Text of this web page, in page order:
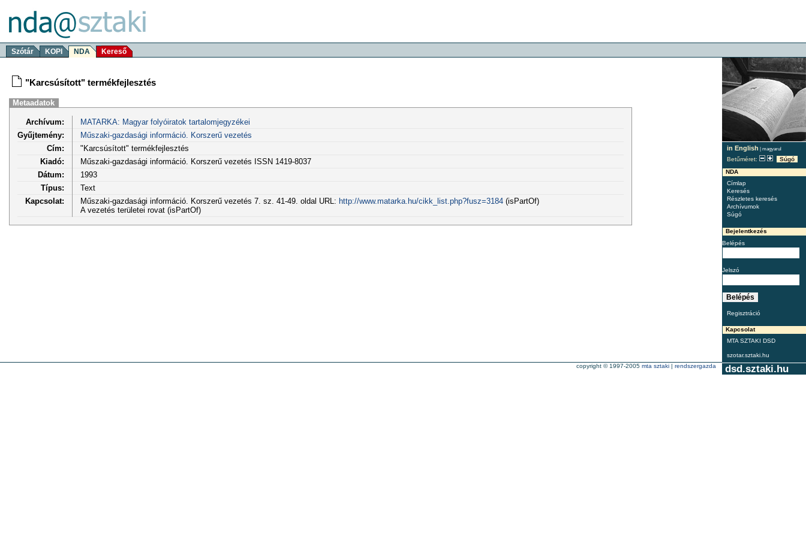
Szótár KOPI NDA Kereső
in English | magyarul
Betűméret:
Súgó
NDA
Címlap
Keresés
Részletes keresés
Archívumok
Súgó
Bejelentkezés
Belépés
Jelszó
Regisztráció
Kapcsolat
MTA SZTAKI DSD
szotar.sztaki.hu
"Karcsúsított" termékfejlesztés
Metaadatok
Archívum:
MATARKA: Magyar folyóiratok tartalomjegyzékei
Gyűjtemény:
Műszaki-gazdasági információ. Korszerű vezetés
Cím:
"Karcsúsított" termékfejlesztés
Kiadó:
Műszaki-gazdasági információ. Korszerű vezetés ISSN 1419-8037
Dátum:
1993
Típus:
Text
Kapcsolat:
Műszaki-gazdasági információ. Korszerű vezetés 7. sz. 41-49. oldal URL: http://www.matarka.hu/cikk_list.php?fusz=3184(isPartOf)
A vezetés területei rovat (isPartOf)
dsd.sztaki.hu
copyright © 1997-2005 mta sztaki | rendszergazda